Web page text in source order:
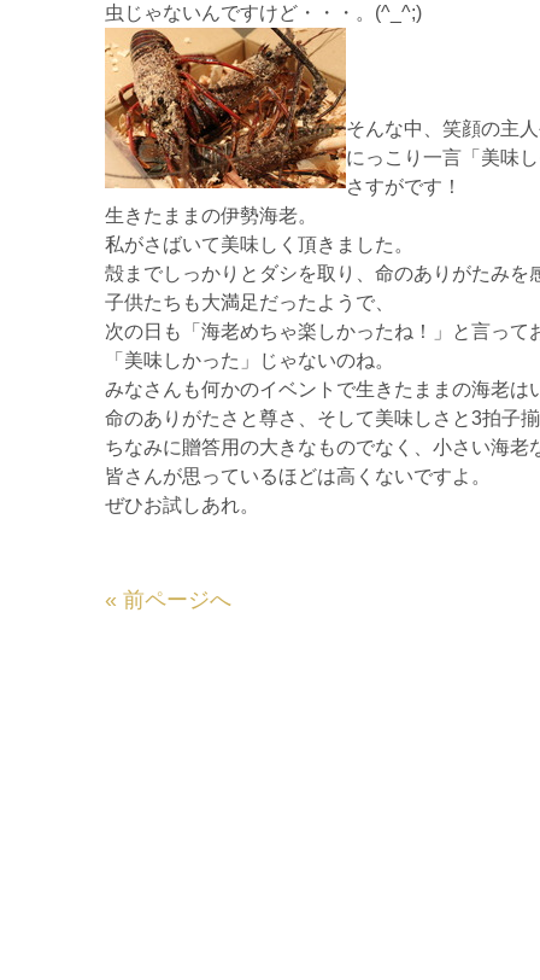
虫じゃないんですけど・・・。(^_^;)
そんな中、笑顔の主人
にっこり一言「美味し
さすがです！
生きたままの伊勢海老。
私がさばいて美味しく頂きました。
殻までしっかりとダシを取り、命のありがたみを
子供たちも大満足だったようで、
次の日も「海老めちゃ楽しかったね！」と言って
「美味しかった」じゃないのね。
みなさんも何かのイベントで生きたままの海老は
命のありがたさと尊さ、そして美味しさと3拍子揃
ちなみに贈答用の大きなものでなく、小さい海老
皆さんが思っているほどは高くないですよ。
ぜひお試しあれ。
« 前ページへ